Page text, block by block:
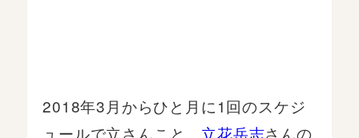
2018年3月からひと月に1回のスケジ
ュールで立さんこと、 立花岳志さんの